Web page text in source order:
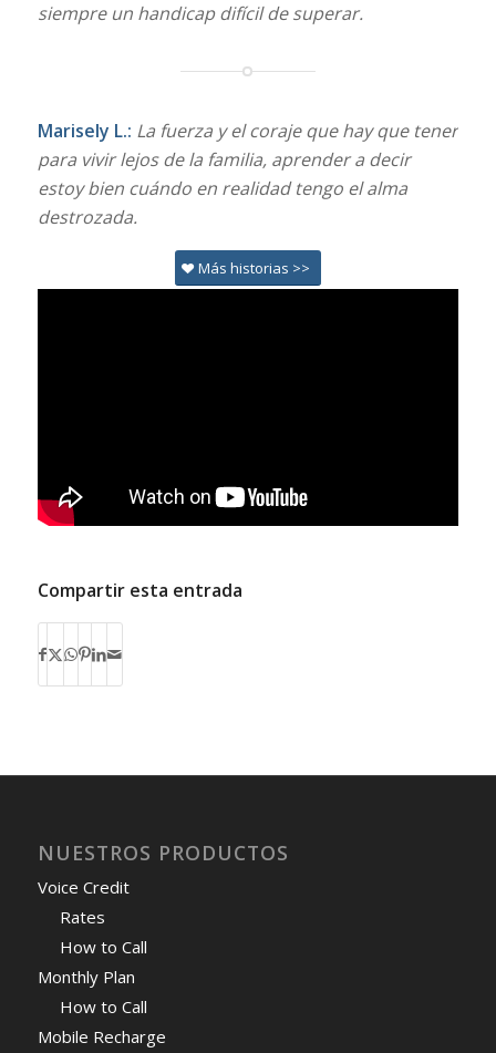
siempre un handicap difícil de superar.
Marisely L.: La fuerza y el coraje que hay que tener
para vivir lejos de la familia, aprender a decir
estoy bien cuándo en realidad tengo el alma
destrozada.
Más historias >>
Compartir esta entrada
NUESTROS PRODUCTOS
Voice Credit
Rates
How to Call
Monthly Plan
How to Call
Mobile Recharge